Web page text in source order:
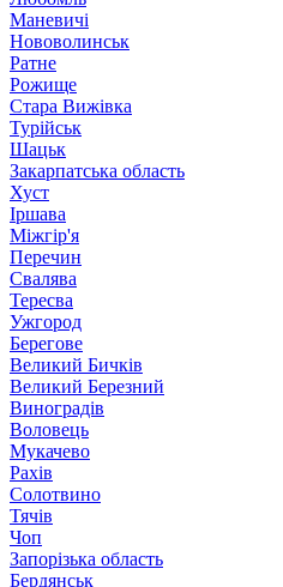
Маневичі
Нововолинськ
Ратне
Рожище
Стара Вижівка
Турійськ
Шацьк
Закарпатська область
Хуст
Іршава
Міжгір'я
Перечин
Свалява
Тересва
Ужгород
Берегове
Великий Бичків
Великий Березний
Виноградів
Воловець
Мукачево
Рахів
Солотвино
Тячів
Чоп
Запорізька область
Бердянськ